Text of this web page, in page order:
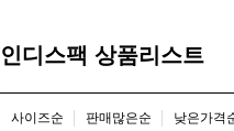
인디스팩 상품리스트
사이즈순 판매많은순 낮은가격